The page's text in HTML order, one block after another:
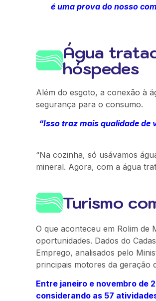
é uma prova do nosso
Água
hóspedes
Além do esgoto, a conexão à
segurança para o consumo.
“Isso traz mais qualidade
“Na cozinha, só usávamos
mineral. Agora, com a água
Turismo
O que aconteceu em Rolim de
oportunidades. Dados do
Emprego, analisados pelo
principais motores da geração
Entre janeiro e novembro de
considerando as 57